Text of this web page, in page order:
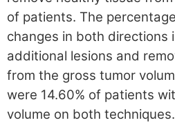
of patients. The
changes in both directions
additional lesions and
from the gross tumor
were 14.60% of patients
volume on both